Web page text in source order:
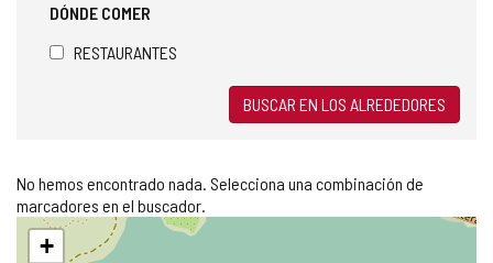
DÓNDE COMER
RESTAURANTES
BUSCAR EN LOS ALREDEDORES
No hemos encontrado nada. Selecciona una combinación de
marcadores en el buscador.
Saltar
mapa
+